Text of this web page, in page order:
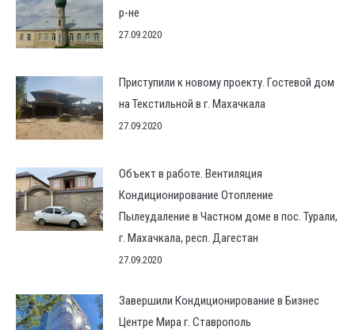
р-не
27.09.2020
Приступили к новому проекту. Гостевой дом
на Текстильной в г. Махачкала
27.09.2020
Объект в работе. Вентиляция
Кондиционирование Отопление
Пылеудаление в Частном доме в пос. Турали,
г. Махачкала, респ. Дагестан
27.09.2020
Завершили Кондиционирование в Бизнес
Центре Мира г. Ставрополь